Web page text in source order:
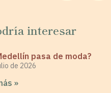
interesar
pasa de moda?
de 2026
»